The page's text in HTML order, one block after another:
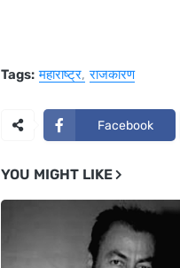
Tags: महाराष्ट्र राजकारण
Facebook
YOU MIGHT LIKE